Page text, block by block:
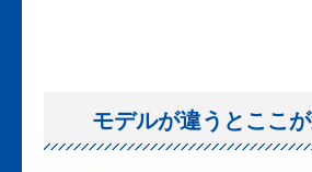
モデルが違うとここ